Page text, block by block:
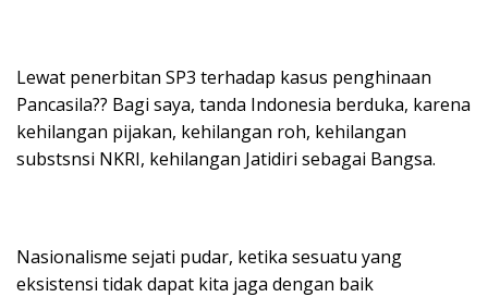
Lewat penerbitan SP3 terhadap kasus penghinaan
Pancasila?? Bagi saya, tanda Indonesia berduka, karena
kehilangan pijakan, kehilangan roh, kehilangan
substsnsi NKRI, kehilangan Jatidiri sebagai Bangsa.
Nasionalisme sejati pudar, ketika sesuatu yang
eksistensi tidak dapat kita jaga dengan baik